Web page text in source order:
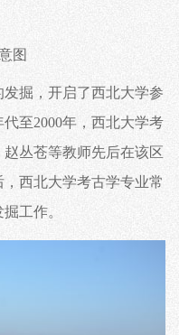
图
掘，开启了西北大学参
代至2000年，西北大学考
丛苍等教师先后在该区
，西北大学考古学专业常
工作。